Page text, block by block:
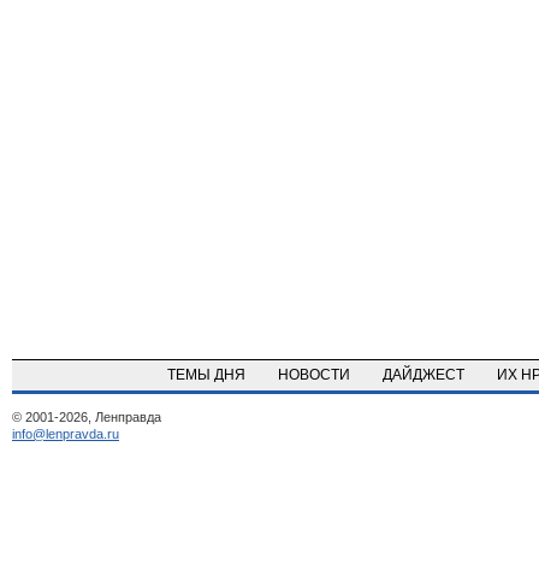
ТЕМЫ ДНЯ НОВОСТИ ДАЙДЖЕСТ ИХ
© 2001-2026, Ленправда
info@lenpravda.ru